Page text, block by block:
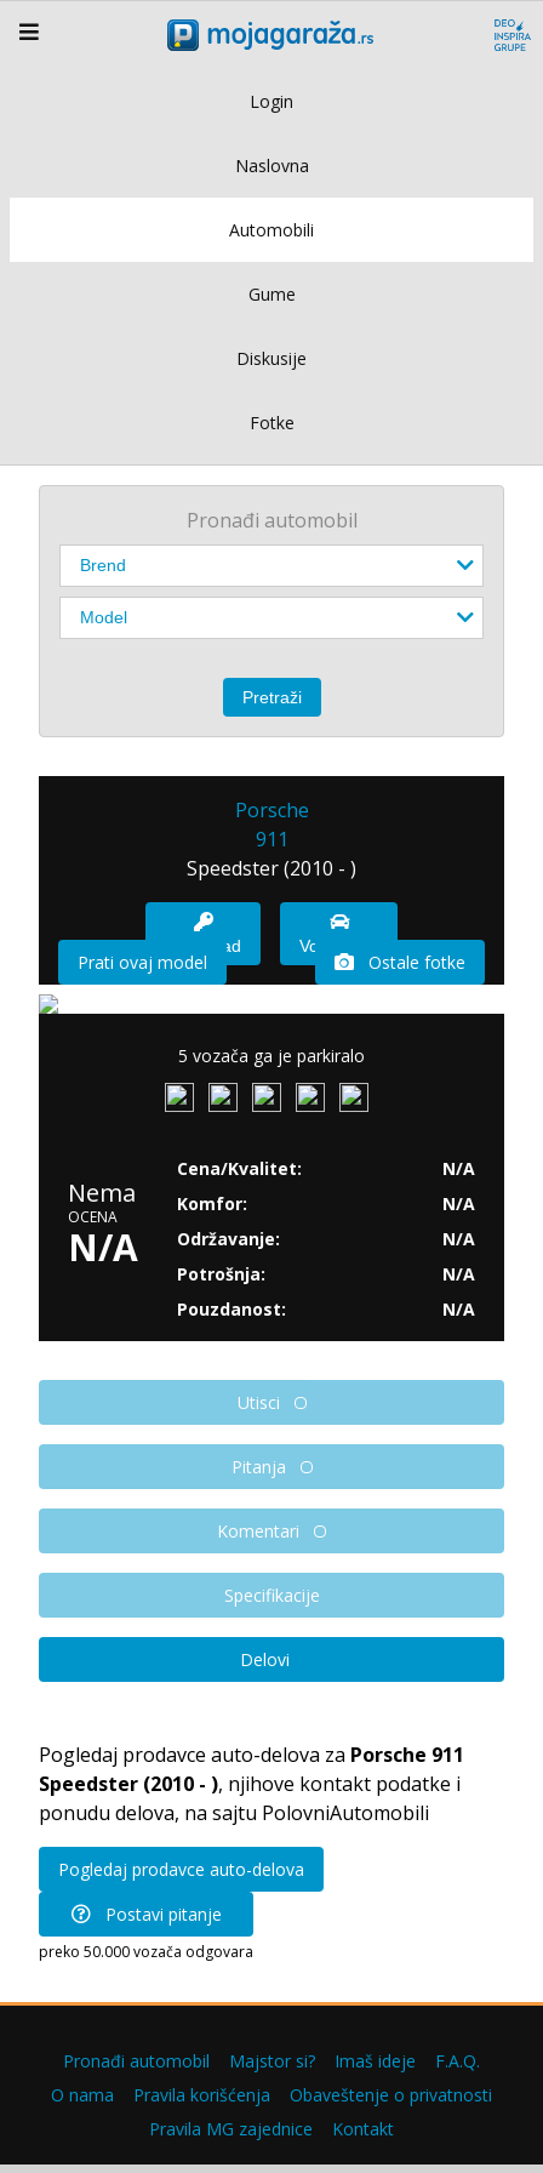
Login
Naslovna
Automobili
Gume
Diskusije
Fotke
Pronađi automobil
Porsche
911
Speedster (2010 - )
Imam sad Vozio sam
Prati ovaj model Ostale fotke
5 vozača ga je parkiralo
Nema
OCENA
N/A
Cena/Kvalitet:
N/A
Komfor:
N/A
Održavanje:
N/A
Potrošnja:
N/A
Pouzdanost:
N/A
Utisci
Pitanja
Komentari
Specifikacije
Delovi
Pogledaj prodavce auto-delova za Porsche 911
Speedster (2010 - ), njihove kontakt podatke i
ponudu delova, na sajtu PolovniAutomobili
Pogledaj prodavce auto-delova
Postavi pitanje
preko 50.000 vozača odgovara
Pronađi automobil Majstor si? Imaš ideje
F.A.Q.
O nama
Pravila korišćenja
Obaveštenje o privatnosti
Pravila MG zajednice
Kontakt